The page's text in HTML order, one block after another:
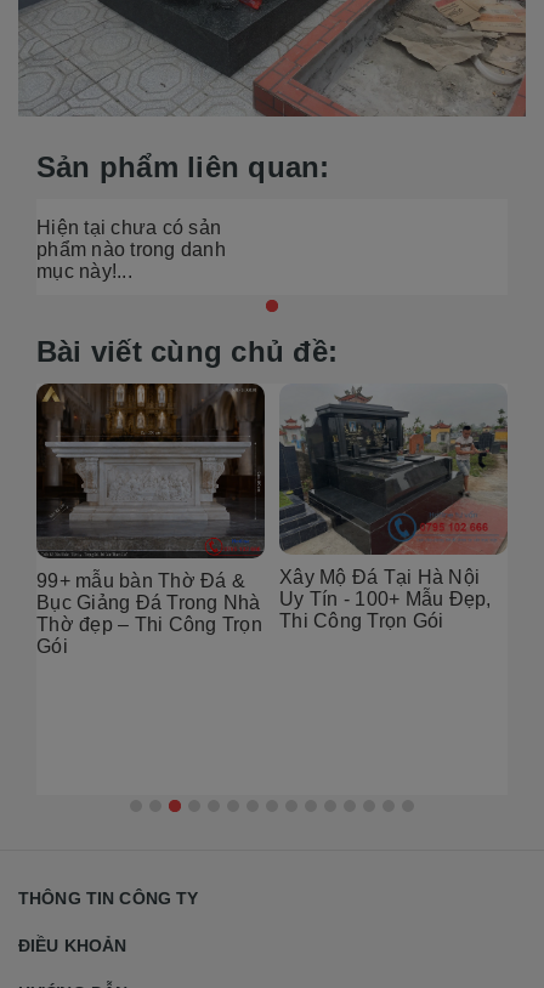
Sản phẩm liên quan:
Hiện tại chưa có sản
phẩm nào trong danh
mục này!...
Bài viết cùng chủ đề:
Xây Mộ Đá Tại Hà Nội
Uy Tín - 100+ Mẫu Đẹp,
Thi Công Trọn Gói
Địa chỉ thiết Kế Mộ Đá
Tại Hà Nội – 100+ Mẫu
THÔNG TIN CÔNG TY
ĐIỀU KHOẢN